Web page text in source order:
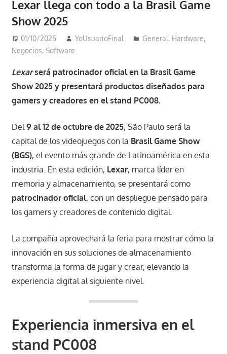
Lexar llega con todo a la Brasil Game
Show 2025
01/10/2025 YoUsuarioFinal General, Hardware,
Negocios, Software
Lexarserá patrocinador oficial en la Brasil Game
Show 2025 y presentará productos diseñados para
gamers y creadores en el stand PC008.
Del 9 al 12 de octubre de 2025, São Paulo será la
capital de los videojuegos con la Brasil Game Show
(BGS), el evento más grande de Latinoamérica en esta
industria. En esta edición, Lexar, marca líder en
memoria y almacenamiento, se presentará como
patrocinador oficial, con un despliegue pensado para
los gamers y creadores de contenido digital.
La compañía aprovechará la feria para mostrar cómo la
innovación en sus soluciones de almacenamiento
transforma la forma de jugar y crear, elevando la
experiencia digital al siguiente nivel.
Experiencia inmersiva en el
stand PC008